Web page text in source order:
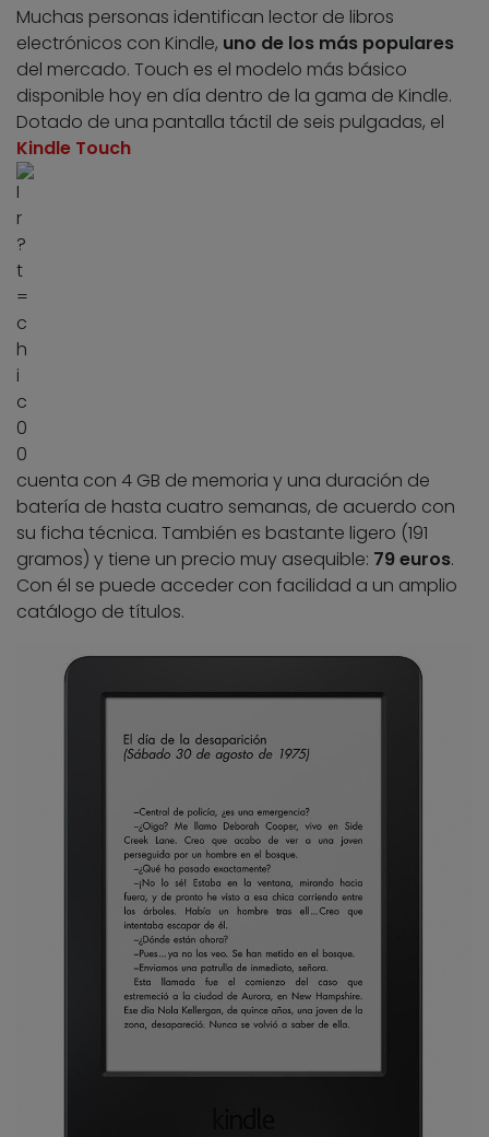
Muchas personas identifican lector de libros
electrónicos con Kindle, uno de los más populares
del mercado. Touch es el modelo más básico
disponible hoy en día dentro de la gama de Kindle.
Dotado de una pantalla táctil de seis pulgadas, el
Kindle Touch
cuenta con 4 GB de memoria y una duración de
batería de hasta cuatro semanas, de acuerdo con
su ficha técnica. También es bastante ligero (191
gramos) y tiene un precio muy asequible: 79 euros.
Con él se puede acceder con facilidad a un amplio
catálogo de títulos.